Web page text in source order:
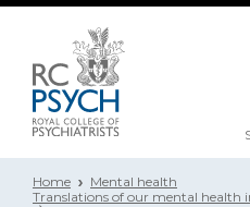
Home
Mental health
Translations of our mental health